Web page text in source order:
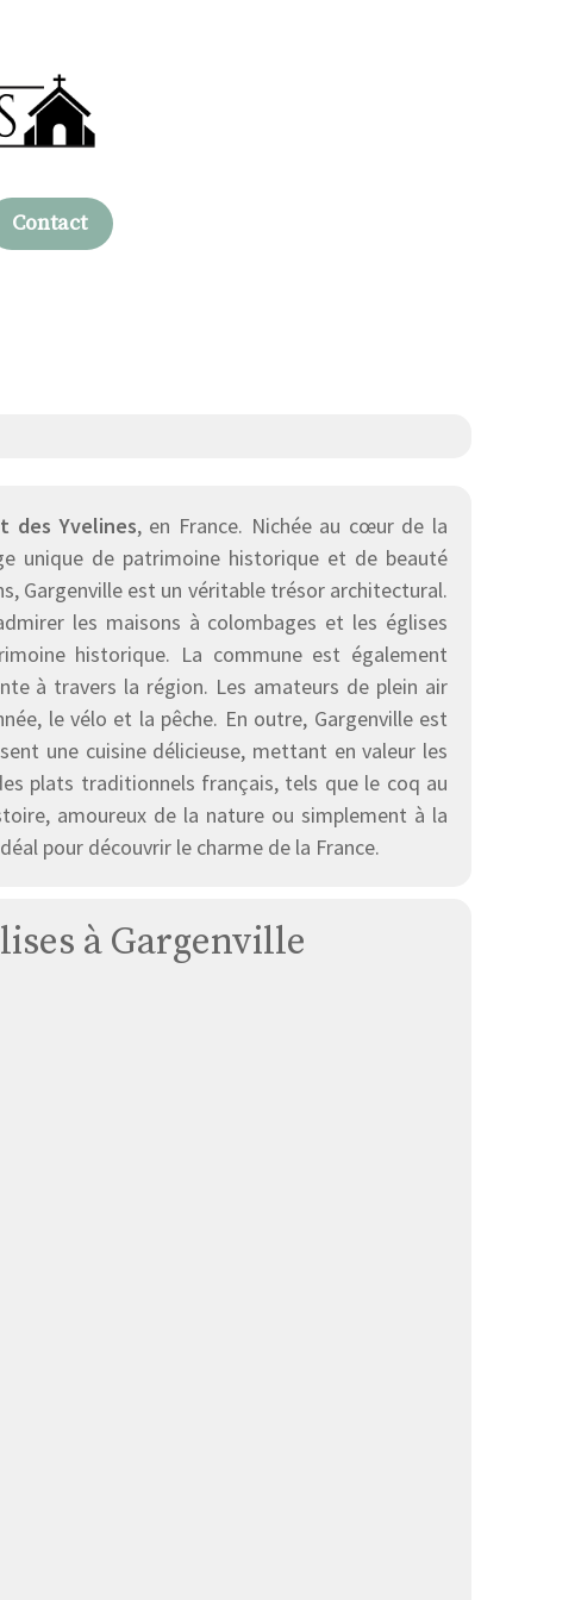
Contact
des Yvelines, en France. Nichée au cœur de la
unique de patrimoine historique et de beauté
Gargenville est un véritable trésor architectural.
les maisons à colombages et les églises
historique. La commune est également
à travers la région. Les amateurs de plein air
le vélo et la pêche. En outre, Gargenville est
une cuisine délicieuse, mettant en valeur les
plats traditionnels français, tels que le coq au
amoureux de la nature ou simplement à la
pour découvrir le charme de la France.
à Gargenville